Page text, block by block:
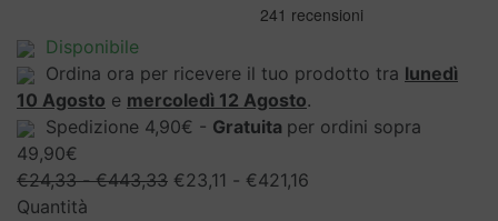
Disponibile
Ordina ora per ricevere il tuo prodotto tra lunedì
10 Agosto e mercoledì 12 Agosto.
Spedizione 4,90€ - Gratuita per ordini sopra
49,90€
€24,33 - €443,33Fascia
€23,11 - €421,16
Quantità